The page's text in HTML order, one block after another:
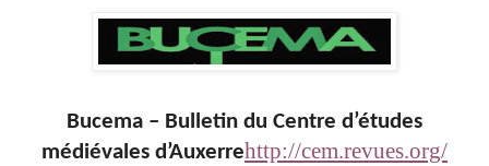
Bucema – Bulletin du Centre d’études
médiévales d’Auxerrehttp://cem.revues.org/